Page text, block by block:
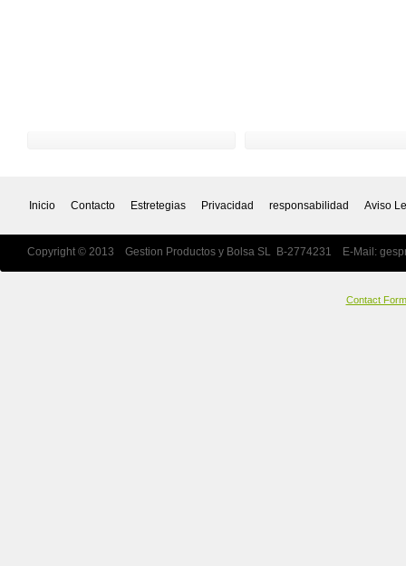
Inicio Contacto Estretegias Privacidad responsabilidad Aviso
Copyright © 2013 Gestion Productos y Bolsa SL B-2774231 E-Mail:
Contact Form